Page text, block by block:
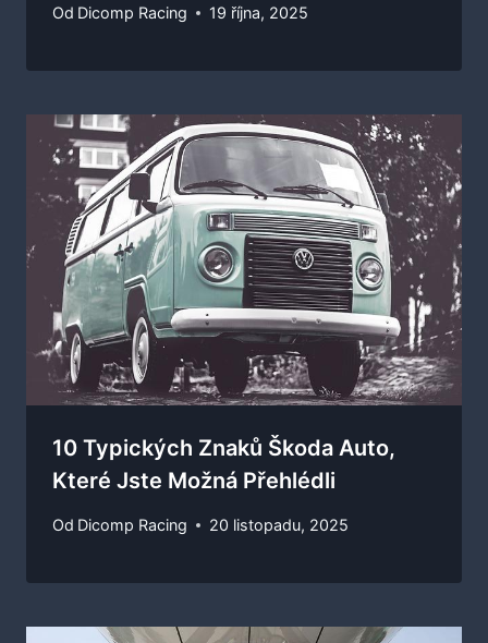
Od Dicomp Racing 19 října, 2025
10 Typických Znaků Škoda Auto,
Které Jste Možná Přehlédli
Od Dicomp Racing 20 listopadu, 2025